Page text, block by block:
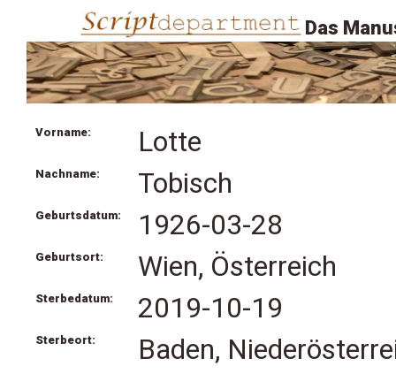
Das
Vorname: Lotte
Nachname: Tobisch
Geburtsdatum: 1926-03-28
Geburtsort: Wien, Österreich
Sterbedatum: 2019-10-19
Sterbeort: Baden,